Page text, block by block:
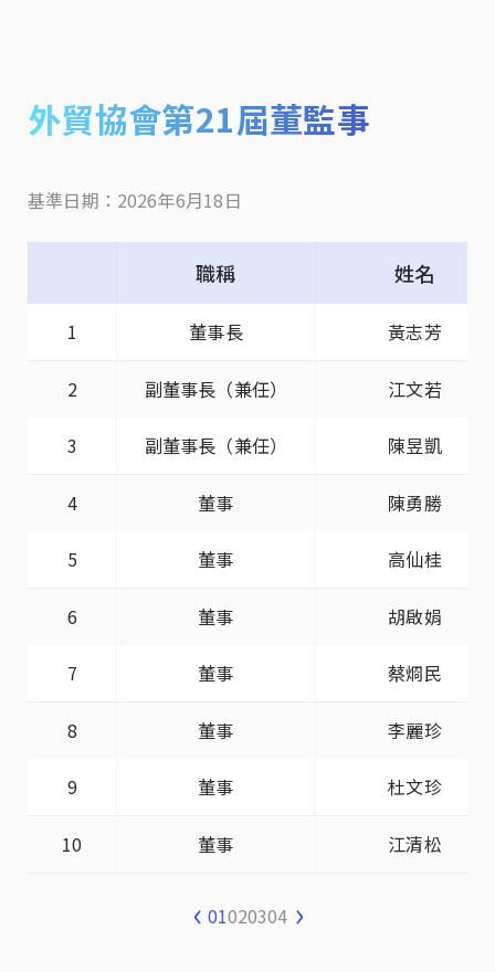
外貿協會第21屆董監事
基準日期：2026年6月18日
職稱 姓名
1 董事長 黃志芳
2 副董事長（兼任） 江文若
3 副董事長（兼任） 陳昱凱
4 董事 陳勇勝
5 董事 高仙桂
6 董事 胡啟娟
7 董事 蔡烱民
8 董事 李麗珍
9 董事 杜文珍
10 董事 江清松
‹ 1 2 3 4 ›